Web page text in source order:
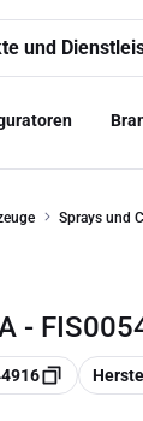
und
Sprays und
-
Kopieren